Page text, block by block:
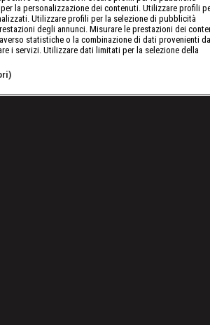
la personalizzazione dei contenuti. Utilizzare profili
Utilizzare profili per la selezione di pubblicità
degli annunci. Misurare le prestazioni dei
statistiche o la combinazione di dati provenienti
i servizi. Utilizzare dati limitati per la selezione della